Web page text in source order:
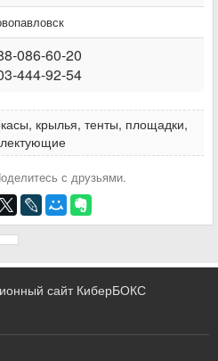
086-60-20
444-92-54
крылья, тенты, площадки,
с друзьями.
сайт КиберБОКС